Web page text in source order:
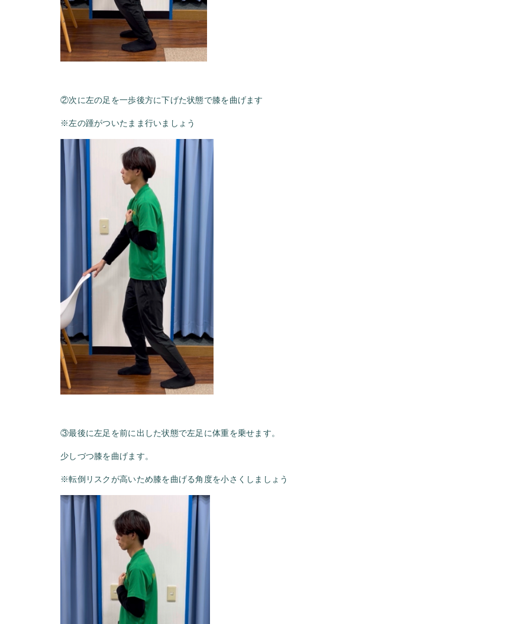
②次に左の足を一歩後方に下げた状態で膝を曲げます
※左の踵がついたまま行いましょう
③最後に左足を前に出した状態で左足に体重を乗せます。
少しづつ膝を曲げます。
※転倒リスクが高いため膝を曲げる角度を小さくしましょう